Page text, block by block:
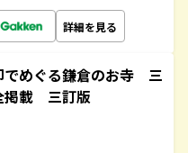
詳細を見る
めぐる鎌倉のお寺 三
掲載 三訂版